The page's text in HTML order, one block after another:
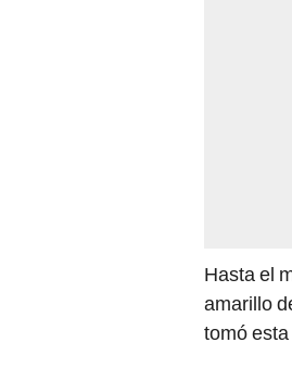
Hasta el
amarillo
tomó